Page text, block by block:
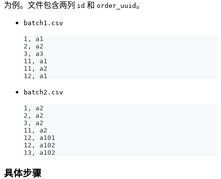
为例。文件包含两列 id 和 order_uuid。
batch1.csv
1, a1
2, a2
3, a3
11, a1
11, a2
12, a1
batch2.csv
1, a2
2, a2
3, a2
11, a2
12, a101
12, a102
13, a102
具体步骤